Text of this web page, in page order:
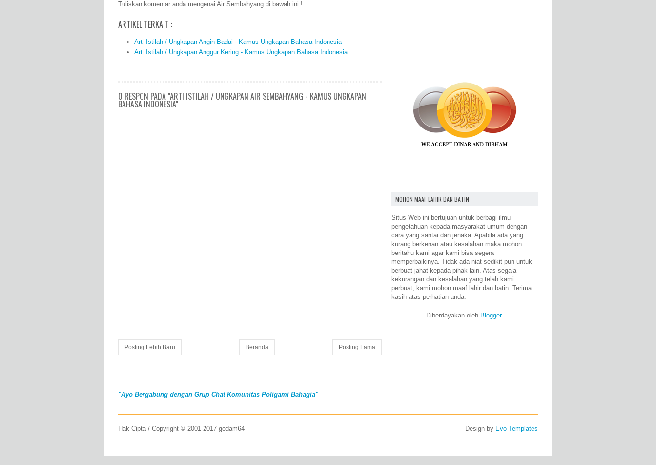
Tuliskan komentar anda mengenai Air Sembahyang di bawah ini !
ARTIKEL TERKAIT :
Arti Istilah / Ungkapan Angin Badai - Kamus Ungkapan Bahasa Indonesia
Arti Istilah / Ungkapan Anggur Kering - Kamus Ungkapan Bahasa Indonesia
0 RESPON PADA "ARTI ISTILAH / UNGKAPAN AIR SEMBAHYANG - KAMUS UNGKAPAN
BAHASA INDONESIA"
Posting Lebih Baru Posting Lama
Beranda
"Ayo Bergabung dengan Grup Chat Komunitas Poligami Bahagia"
MOHON MAAF LAHIR DAN BATIN
Situs Web ini bertujuan untuk berbagi ilmu
pengetahuan kepada masyarakat umum dengan
cara yang santai dan jenaka. Apabila ada yang
kurang berkenan atau kesalahan maka mohon
beritahu kami agar kami bisa segera
memperbaikinya. Tidak ada niat sedikit pun untuk
berbuat jahat kepada pihak lain. Atas segala
kekurangan dan kesalahan yang telah kami
perbuat, kami mohon maaf lahir dan batin. Terima
kasih atas perhatian anda.
Diberdayakan oleh Blogger.
Hak Cipta / Copyright © 2001-2017 godam64 Design by Evo Templates